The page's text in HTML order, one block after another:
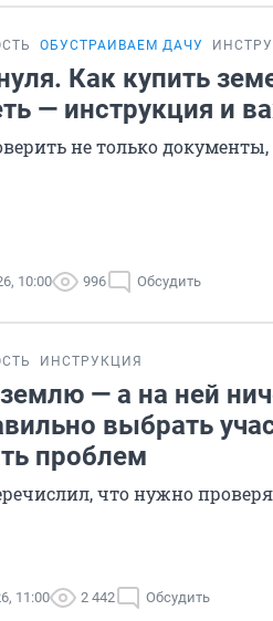
ОБУСТРАИВАЕМ ДАЧУ
Как купить
— инструкция и
не только документы,
10:00 996 Обсудить
ИНСТРУКЦИЯ
— а на ней
выбрать
проблем
что нужно
11:00 2 442 Обсудить